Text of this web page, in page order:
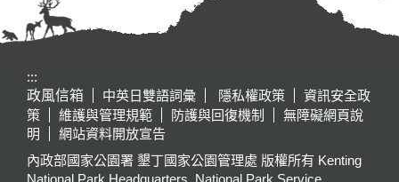
:::
政風信箱
中英日雙語詞彙 隱私權政策
資訊安全政
策
維護與管理規範 防護與回復機制
無障礙網頁說
明
網站資料開放宣告
內政部國家公園署 墾丁國家公園管理處 版權所有 Kenting
National Park Headquarters, National Park Service,